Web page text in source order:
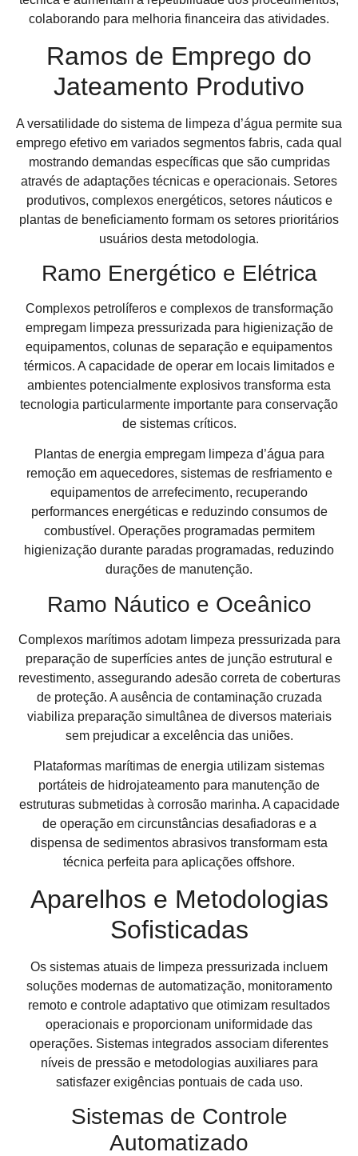
colaborando para melhoria financeira das atividades.
Ramos de Emprego do
Jateamento Produtivo
A versatilidade do sistema de limpeza d’água permite sua
emprego efetivo em variados segmentos fabris, cada qual
mostrando demandas específicas que são cumpridas
através de adaptações técnicas e operacionais. Setores
produtivos, complexos energéticos, setores náuticos e
plantas de beneficiamento formam os setores prioritários
usuários desta metodologia.
Ramo Energético e Elétrica
Complexos petrolíferos e complexos de transformação
empregam limpeza pressurizada para higienização de
equipamentos, colunas de separação e equipamentos
térmicos. A capacidade de operar em locais limitados e
ambientes potencialmente explosivos transforma esta
tecnologia particularmente importante para conservação
de sistemas críticos.
Plantas de energia empregam limpeza d’água para
remoção em aquecedores, sistemas de resfriamento e
equipamentos de arrefecimento, recuperando
performances energéticas e reduzindo consumos de
combustível. Operações programadas permitem
higienização durante paradas programadas, reduzindo
durações de manutenção.
Ramo Náutico e Oceânico
Complexos marítimos adotam limpeza pressurizada para
preparação de superfícies antes de junção estrutural e
revestimento, assegurando adesão correta de coberturas
de proteção. A ausência de contaminação cruzada
viabiliza preparação simultânea de diversos materiais
sem prejudicar a excelência das uniões.
Plataformas marítimas de energia utilizam sistemas
portáteis de hidrojateamento para manutenção de
estruturas submetidas à corrosão marinha. A capacidade
de operação em circunstâncias desafiadoras e a
dispensa de sedimentos abrasivos transformam esta
técnica perfeita para aplicações offshore.
Aparelhos e Metodologias
Sofisticadas
Os sistemas atuais de limpeza pressurizada incluem
soluções modernas de automatização, monitoramento
remoto e controle adaptativo que otimizam resultados
operacionais e proporcionam uniformidade das
operações. Sistemas integrados associam diferentes
níveis de pressão e metodologias auxiliares para
satisfazer exigências pontuais de cada uso.
Sistemas de Controle
Automatizado